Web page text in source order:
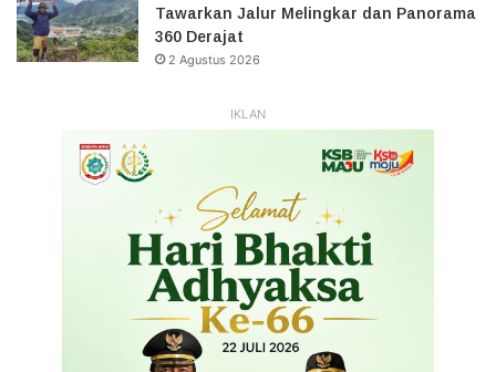
Tawarkan Jalur Melingkar dan Panorama
360 Derajat
2 Agustus 2026
IKLAN